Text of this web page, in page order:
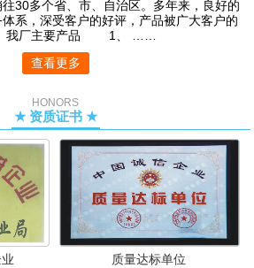
30多个省、市、自治区。多年来，良好的
系，深受客户的好评，产品被广大客户的
赞誉，信赖和支持。 我厂主要产品 1、 ……
查看更多
HONORS
★ 资质证书 ★
质量达标单位